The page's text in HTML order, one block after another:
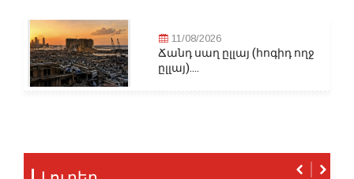
11/08/2026
Ճանդ սաղ ըլլայ (հոգիդ ողջ
ըլլայ)....